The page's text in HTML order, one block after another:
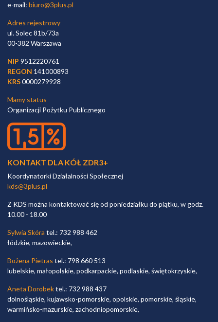
e-mail: biuro@3plus.pl
Adres rejestrowy
ul. Solec 81b/73a
00-382 Warszawa
NIP 9512220761
REGON 141000893
KRS0000279928
Mamy status
Organizacji Pożytku Publicznego
KONTAKT DLA KÓŁ ZDR3+
Koordynatorki Działalności Społecznej
kds@3plus.pl
Z KDS można kontaktować się od poniedziałku do piątku, w godz.
10.00 - 18.00
Sylwia Skóra tel.: 732 988 462
łódzkie, mazowieckie,
Bożena Pietras tel.: 798 660 513
lubelskie, małopolskie, podkarpackie, podlaskie, świętokrzyskie,
Aneta Dorobektel.: 732 988 437
dolnośląskie, kujawsko-pomorskie, opolskie, pomorskie, śląskie,
warmińsko-mazurskie, zachodniopomorskie,